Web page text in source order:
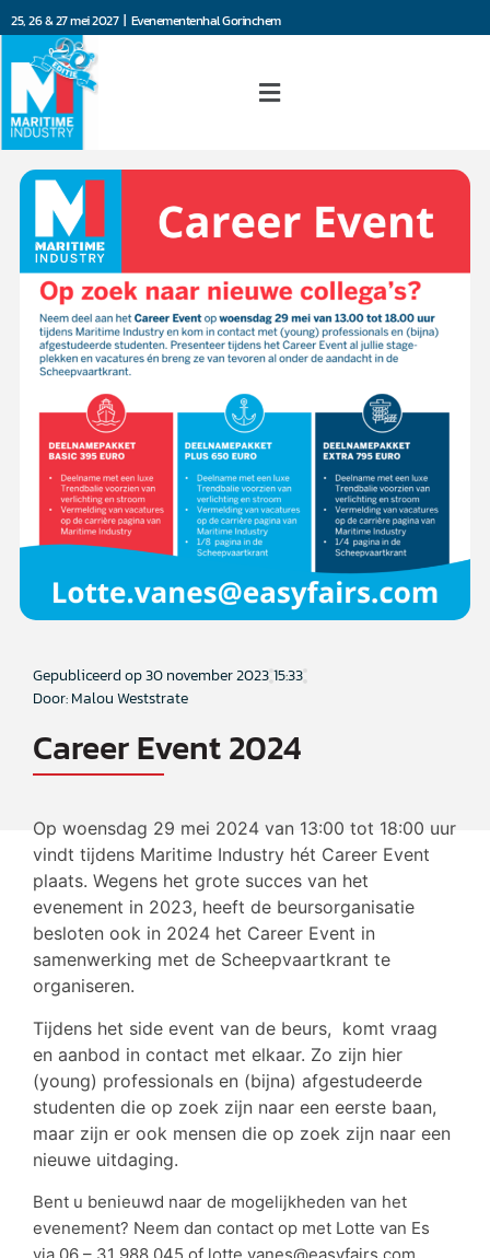
25, 26 & 27 mei 2027 | Evenementenhal Gorinchem
Gepubliceerd op30 november 202315:33
Door: Malou Weststrate
Career Event 2024
Op woensdag 29 mei 2024 van 13:00 tot 18:00 uur
vindt tijdens Maritime Industry hét Career Event
plaats. Wegens het grote succes van het
evenement in 2023, heeft de beursorganisatie
besloten ook in 2024 het Career Event in
samenwerking met de Scheepvaartkrant te
organiseren.
Tijdens het side event van de beurs, komt vraag
en aanbod in contact met elkaar. Zo zijn hier
(young) professionals en (bijna) afgestudeerde
studenten die op zoek zijn naar een eerste baan,
maar zijn er ook mensen die op zoek zijn naar een
nieuwe uitdaging.
Bent u benieuwd naar de mogelijkheden van het
evenement? Neem dan contact op met Lotte van Es